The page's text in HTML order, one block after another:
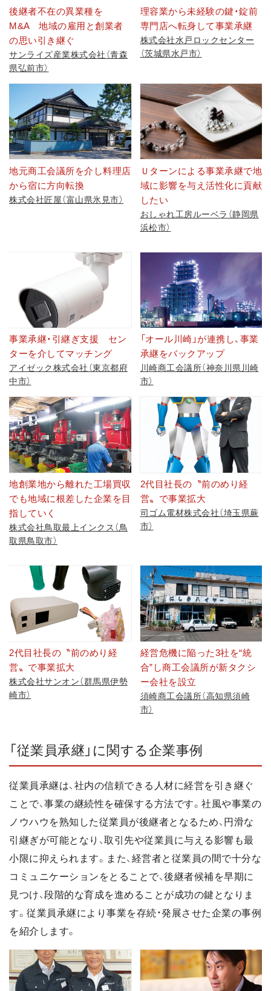
後継者不在の異業種を
M&A 地域の雇用と創業者
の思い引き継ぐ
サンライズ産業株式会社（青森
県弘前市）
理容業から未経験の鍵・錠前
専門店へ転身して事業承継
株式会社水戸ロックセンター
（茨城県水戸市）
地元商工会議所を介し料理店
から宿に方向転換
株式会社匠屋（富山県氷見市）
Ｕターンによる事業承継で地
域に影響を与え活性化に貢献
したい
おしゃれ工房ルーベラ（静岡県
浜松市）
事業承継・引継ぎ支援 セン
ターを介してマッチング
アイゼック株式会社（東京都府
中市）
「オール川崎」が連携し、事業
承継をバックアップ
川崎商工会議所（神奈川県川崎
市）
地創業地から離れた工場買収
でも地域に根差した企業を目
指していく
株式会社鳥取最上インクス（鳥
取県鳥取市）
2代目社長の〝前のめり経
営〟で事業拡大
司ゴム電材株式会社（埼玉県蕨
市）
2代目社長の〝前のめり経
営〟で事業拡大
株式会社サンオン（群馬県伊勢
崎市）
経営危機に陥った3社を“統
合”し商工会議所が新タクシ
ー会社を設立
須崎商工会議所（高知県須崎
市）
「従業員承継」に関する企業事例
従業員承継は、社内の信頼できる人材に経営を引き継ぐ
ことで、事業の継続性を確保する方法です。社風や事業の
ノウハウを熟知した従業員が後継者となるため、円滑な
引継ぎが可能となり、取引先や従業員に与える影響も最
小限に抑えられます。また、経営者と従業員の間で十分な
コミュニケーションをとることで、後継者候補を早期に
見つけ、段階的な育成を進めることが成功の鍵となりま
す。従業員承継により事業を存続・発展させた企業の事例
を紹介します。